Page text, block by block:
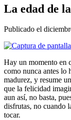
La edad de
Publicado el
Hay un momento en
como nunca antes lo
madurez, y resume
que la felicidad
aun así, no basta,
disfrutas, no cuando
tocar.